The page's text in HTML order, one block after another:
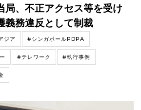
局、不正アクセス等を受け
義務違反として制裁
ジア #シンガポールPDPA
#テレワーク #執行事例